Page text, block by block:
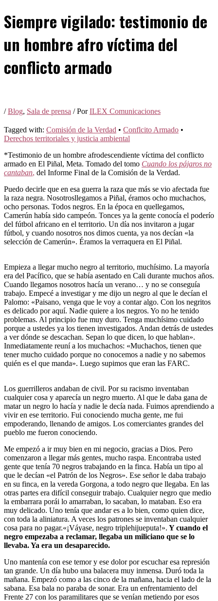
Siempre vigilado: testimonio de
un hombre afro víctima del
conflicto armado
/Blog, Sala de prensa / PorILEX Comunicaciones
Tagged with: Comisión de la Verdad • Conflcito Armado •
Derechos territoriales y justicia ambiental
*Testimonio de un hombre afrodescendiente víctima del conflicto
armado en El Piñal, Meta. Tomado del tomo Cuando los pájaros no
cantaban, del Informe Final de la Comisión de la Verdad.
Puedo decirle que en esa guerra la raza que más se vio afectada fue
la raza negra. Nosotrosllegamos a Piñal, éramos ocho muchachos,
ocho personas. Todos negros. En la época en quellegamos,
Camerún había sido campeón. Tonces ya la gente conocía el poderío
del fútbol africano en el territorio. Un día nos invitaron a jugar
fútbol, y cuando nosotros nos dimos cuenta, ya nos decían «la
selección de Camerún». Éramos la verraquera en El Piñal.
Empieza a llegar mucho negro al territorio, muchísimo. La mayoría
era del Pacífico, que se había asentado en Cali durante muchos años.
Cuando llegamos nosotros hacía un verano… y no se conseguía
trabajo. Empecé a investigar y me dijo un negro al que le decían el
Palomo: «Paisano, venga que le voy a contar algo. Con los negritos
es delicado por aquí. Nadie quiere a los negros. Yo no he tenido
problemas. Al principio fue muy duro. Tenga muchísimo cuidado
porque a ustedes ya los tienen investigados. Andan detrás de ustedes
a ver dónde se descachan. Sepan lo que dicen, lo que hablan».
Inmediatamente reuní a los muchachos: «Muchachos, tienen que
tener mucho cuidado porque no conocemos a nadie y no sabemos
quién es el que manda». Luego supimos que eran las FARC.
Los guerrilleros andaban de civil. Por su racismo inventaban
cualquier cosa y aparecía un negro muerto. Al que le daba gana de
matar un negro lo hacía y nadie le decía nada. Fuimos aprendiendo a
vivir en ese territorio. Fui conociendo mucha gente, me fui
empoderando, llenando de amigos. Los comerciantes grandes del
pueblo me fueron conociendo.
Me empezó a ir muy bien en mi negocio, gracias a Dios. Pero
comenzaron a llegar más gentes, mucho raspa. Encontraba usted
gente que tenía 70 negros trabajando en la finca. Había un tipo al
que le decían «el Patrón de los Negros». Ese señor le daba trabajo
en su finca, en la vereda Gorgona, a todo negro que llegaba. En las
otras partes era difícil conseguir trabajo. Cualquier negro que medio
la embarrara porái lo amarraban, lo sacaban, lo mataban. Eso era
muy delicado. Uno tenía que andar es a lo bien, como quien dice,
con toda la aliniatura. A veces los patrones se inventaban cualquier
cosa para no pagar.«¡Váyase, negro triplehijueputa!». Y cuando el
negro empezaba a reclamar, llegaba un miliciano que se lo
llevaba. Ya era un desaparecido.
Uno mantenía con ese temor y ese dolor por escuchar esa represión
tan grande. Un día hubo una balacera muy inmensa. Duró toda la
mañana. Empezó como a las cinco de la mañana, hacia el lado de la
sabana. Esa bala no paraba de sonar. Era un enfrentamiento del
Frente 27 con los paramilitares que se venían metiendo por esos